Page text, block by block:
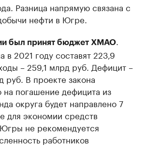
Разница напрямую связана с
нефти в Югре.
был принят бюджет ХМАО
в 2021 году составят 223,9
– 259,1 млрд руб. Дефицит –
руб. В проекте закона
на погашение дефицита из
округа будет направлено 7
для экономии средств
Югры не рекомендуется
работников